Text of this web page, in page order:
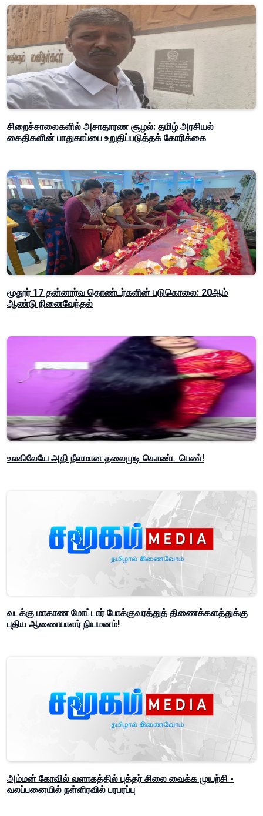
சிறைச்சாலைகளில் அசாதாரண சூழல்: தமிழ் அரசியல்
கைதிகளின் பாதுகாப்பை உறுதிப்படுத்தக் கோரிக்கை
மூதூர் 17 தன்னார்வ தொண்டர்களின் படுகொலை: 20ஆம்
ஆண்டு நினைவேந்தல்
உலகிலேயே அதி நீளமான தலைமுடி கொண்ட பெண்!
வடக்கு மாகாண மோட்டார் போக்குவரத்துத் திணைக்களத்துக்கு
புதிய ஆணையாளர் நியமனம்!
அம்மன் கோவில் வளாகத்தில் புத்தர் சிலை வைக்க முயற்சி -
வலப்பனையில் நள்ளிரவில் பரபரப்பு